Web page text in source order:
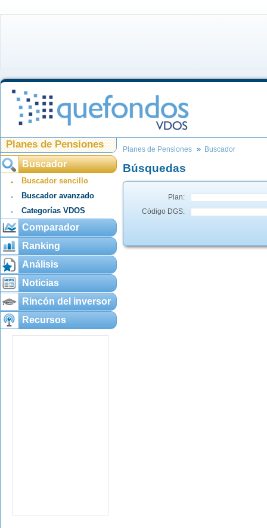
Planes de Pensiones
Buscador
Buscador sencillo
Buscador avanzado
Categorías VDOS
Comparador
Ranking
Análisis
Noticias
Rincón del inversor
Recursos
Planes de Pensiones Buscador
Búsquedas
Plan:
Código DGS: